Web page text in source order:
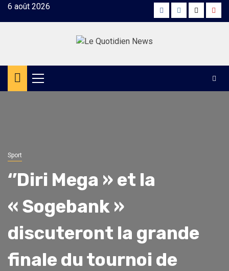
Skip6 août 2026 FacebookInstagram
Twitter
Primary
Menu
Sport
‘’Diri Mega » et la
« Sogebank »
discuteront la grande
finale du tournoi de